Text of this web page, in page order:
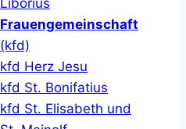
Liborius
Frauengemeinschaft
(kfd)
kfd Herz Jesu
kfd St. Bonifatius
kfd St. Elisabeth und